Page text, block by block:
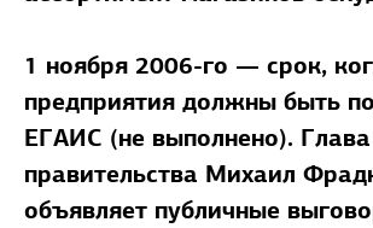
1 ноября 2006-го — срок,
предприятия должны быть
ЕГАИС (не выполнено). Глава
правительства Михаил
объявляет публичные